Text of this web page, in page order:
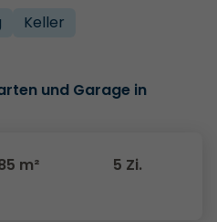
Keller
und Garage in
m² 5 Zi.